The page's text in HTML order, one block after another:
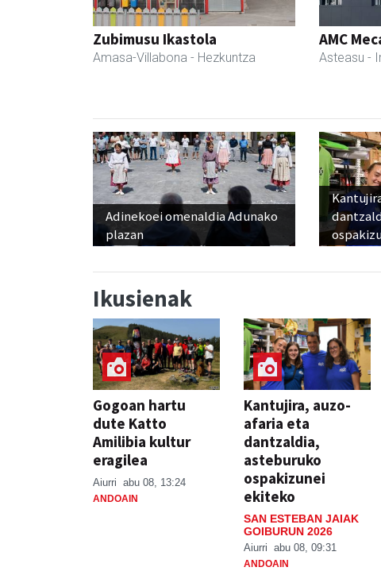
Zubimusu Ikastola
Amasa-Villabona - Hezkuntza
AMC
Asteasu -
Adinekoei omenaldia Adunako
plazan
Ikusienak
Gogoan hartu
dute Katto
Amilibia kultur
eragilea
Aiurri abu 08, 13:24
ANDOAIN
Kantujira, auzo-
afaria eta
dantzaldia,
asteburuko
ospakizunei
ekiteko
SAN ESTEBAN JAIAK
GOIBURUN 2026
Aiurri abu 08, 09:31
ANDOAIN